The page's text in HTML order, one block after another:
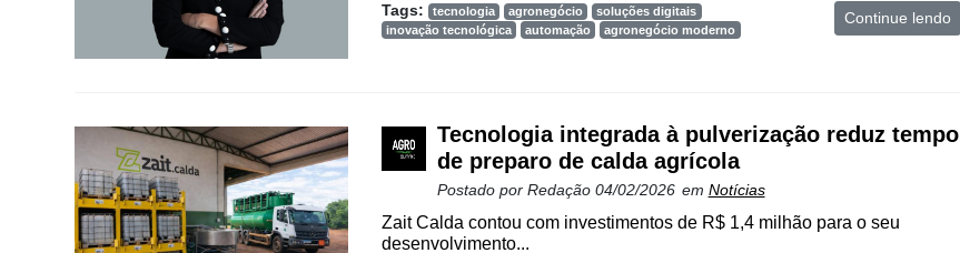
Tags: tecnologia agronegócio
soluções digitais
inovação tecnológica
automação agronegócio moderno
Continue lendo
Tecnologia integrada à pulverização reduz tempo
de preparo de calda agrícola
Postado por Redação 04/02/2026 em Notícias
Zait Calda contou com investimentos de R$ 1,4 milhão para o seu
desenvolvimento...